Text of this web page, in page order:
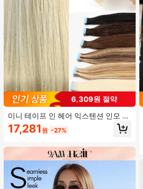
6,309원 절약
미니 테이프 인 헤어 익스텐션 인모 레
미 인모 양면 투명 심리스 테이프 인
헤어 익스텐션 10개 헤어 익스텐션 페
가 필수품
17,281 원 -27%